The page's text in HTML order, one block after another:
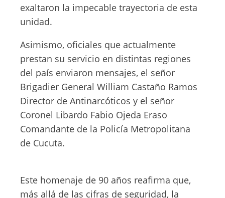
exaltaron la impecable trayectoria de esta
unidad.
Asimismo, oficiales que actualmente
prestan su servicio en distintas regiones
del país enviaron mensajes, el señor
Brigadier General William Castaño Ramos
Director de Antinarcóticos y el señor
Coronel Libardo Fabio Ojeda Eraso
Comandante de la Policía Metropolitana
de Cucuta.
Este homenaje de 90 años reafirma que,
más allá de las cifras de seguridad, la